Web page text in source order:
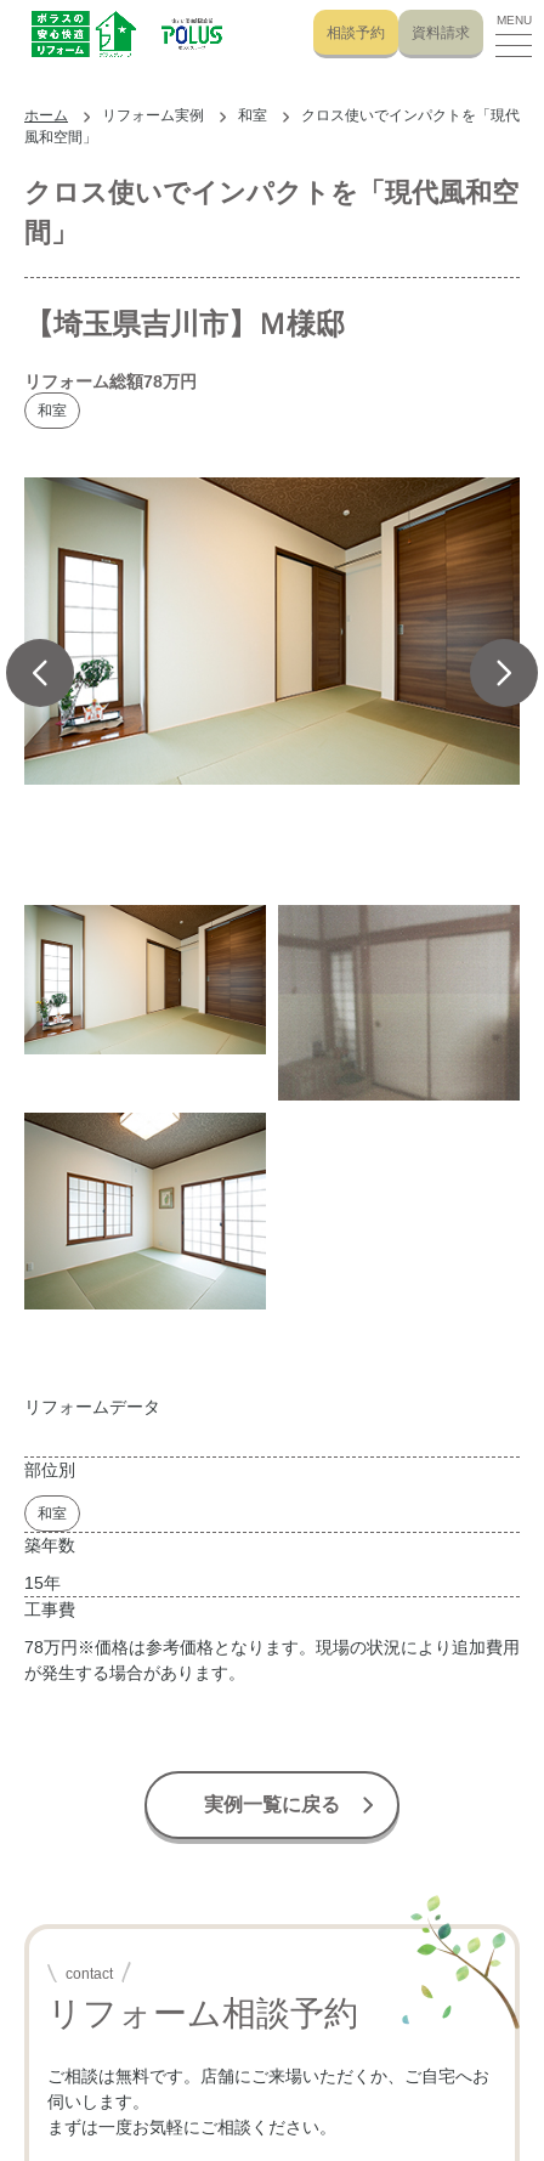
相談予約 資料請求
MENU
ホーム リフォーム実例 和室
クロス使いでインパクトを「現代
風和空間」
クロス使いでインパクトを「現代風和空
間」
【埼玉県吉川市】Ｍ様邸
リフォーム総額78万円
和室
リフォームデータ
部位別
和室
築年数
15年
工事費
78万円 ※価格は参考価格となります。現場の状況により追加費用
が発生する場合があります。
実例一覧に戻る
contact
リフォーム相談予約
ご相談は無料です。店舗にご来場いただくか、ご自宅へお
伺いします。
まずは一度お気軽にご相談ください。